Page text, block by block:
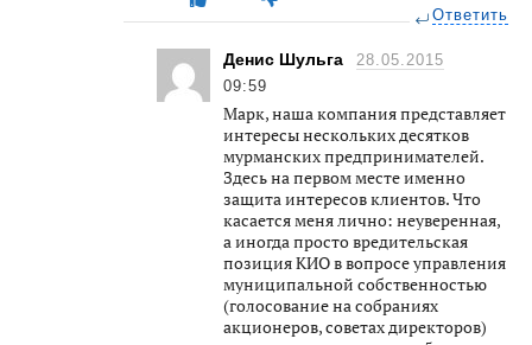
Ответить
Денис Шульга
28.05.2015
09:59
Марк, наша компания представляет
интересы нескольких десятков
мурманских предпринимателей.
Здесь на первом месте именно
защита интересов клиентов. Что
касается меня лично: неуверенная,
а иногда просто вредительская
позиция КИО в вопросе управления
муниципальной собственностью
(голосование на собраниях
акционеров, советах директоров)